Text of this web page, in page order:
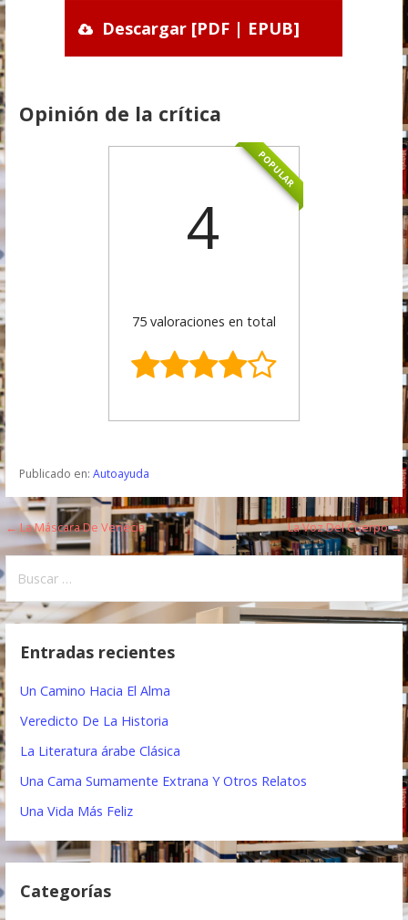
Descargar [PDF | EPUB]
Opinión de la crítica
POPULAR
4
75 valoraciones en total
Publicado en: Autoayuda
N
a
v
e
a
ó
d
← La Máscara De Venecia La Voz Del Cuerpo →
s
Entradas recientes
Un Camino Hacia El Alma
Veredicto De La Historia
La Literatura árabe Clásica
Una Cama Sumamente Extrana Y Otros Relatos
Una Vida Más Feliz
Categorías